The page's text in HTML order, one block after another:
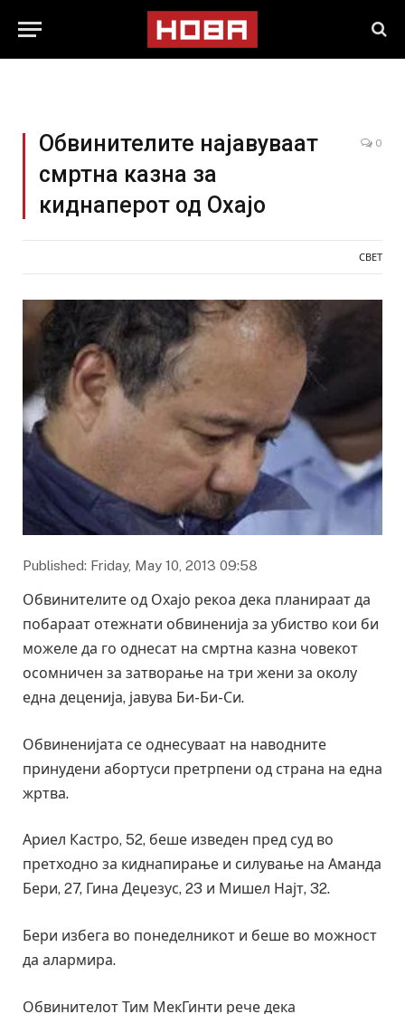
Обвинителите најавуваат
смртна казна за
киднаперот од Охајо
0
СВЕТ
Published: Friday, May 10, 2013 09:58
Обвинителите од Охајо рекоа дека планираат да
побараат отежнати обвиненија за убиство кои би
можеле да го однесат на смртна казна човекот
осомничен за затворање на три жени за околу
една деценија, јавува Би-Би-Си.
Обвиненијата се однесуваат на наводните
принудени абортуси претрпени од страна на една
жртва.
Ариел Кастро, 52, беше изведен пред суд во
претходно за киднапирање и силување на Аманда
Бери, 27, Гина Деџезус, 23 и Мишел Најт, 32.
Бери избега во понеделникот и беше во можност
да алармира.
Обвинителот Тим МекГинти рече дека